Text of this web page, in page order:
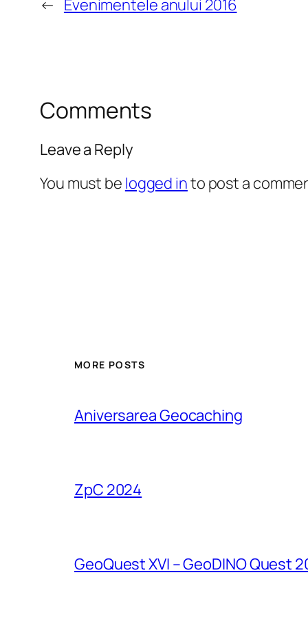
← Evenimentele anului 2016
Comments
Leave a Reply
You must be logged into post a
MORE POSTS
Aniversarea Geocaching
ZpC 2024
GeoQuest XVI – GeoDINO Quest